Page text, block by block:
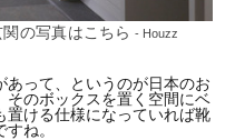
関の写真はこちら - Houzz
って、というのが日本のお
そのボックスを置く空間にベ
置ける仕様になっていれば靴
ね。